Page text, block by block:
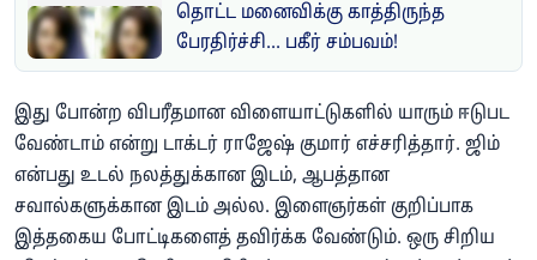
தொட்ட மனைவிக்கு காத்திருந்த
பேரதிர்ச்சி... பகீர் சம்பவம்!
இது போன்ற விபரீதமான விளையாட்டுகளில் யாரும் ஈடுபட
வேண்டாம் என்று டாக்டர் ராஜேஷ் குமார் எச்சரித்தார். ஜிம்
என்பது உடல் நலத்துக்கான இடம், ஆபத்தான
சவால்களுக்கான இடம் அல்ல. இளைஞர்கள் குறிப்பாக
இத்தகைய போட்டிகளைத் தவிர்க்க வேண்டும். ஒரு சிறிய